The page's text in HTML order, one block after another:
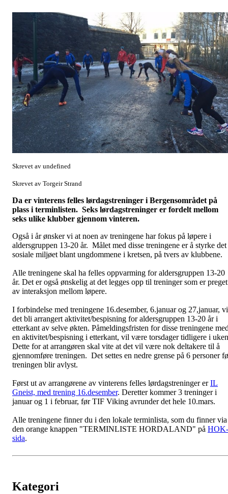
Skrevet av undefined
Skrevet av Torgeir Strand
Da er vinterens felles lørdagstreninger i Bergensområdet på
plass i terminlisten. Seks lørdagstreninger er fordelt mellom
seks ulike klubber gjennom vinteren.
Også i år ønsker vi at noen av treningene har fokus på løpere i
aldersgruppen 13-20 år. Målet med disse treningene er å styrke det
sosiale miljøet blant ungdommene i kretsen, på tvers av klubbene.
Alle treningene skal ha felles oppvarming for aldersgruppen 13-20
år. Det er også ønskelig at det legges opp til treninger som er preget
av interaksjon mellom løpere.
I forbindelse med treningene 16.desember, 6.januar og 27,januar,
det bli arrangert aktivitet/bespisning for aldersgruppen 13-20 år i
etterkant av selve økten. Påmeldingsfristen for disse treningene
en aktivitet/bespisning i etterkant, vil være torsdager tidligere i
Dette for at arrangøren skal vite at det vil være nok deltakere til å
gjennomføre treningen. Det settes en nedre grense på 6 personer
treningen blir avlyst.
Først ut av arrangørene av vinterens felles lørdagstreninger erIL
Gneist, med trening 16.desember. Deretter kommer 3 treninger i
januar og 1 i februar, før TIF Viking avrunder det hele 10.mars.
Alle treningene finner du i den lokale terminlista, som du finner via
den orange knappen "TERMINLISTE HORDALAND" på HOK-
sida.
Kategori